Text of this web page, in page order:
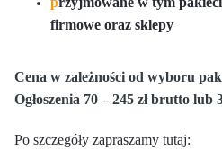
firmowe oraz sklepy
Cena w zależności od wyboru
Ogłoszenia 70 – 245 zł brutto lub
Po szczegóły zapraszamy tutaj: